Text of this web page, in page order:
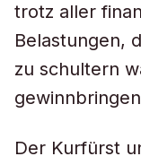
trotz aller
Belastungen,
zu schultern
Der Kurfürst